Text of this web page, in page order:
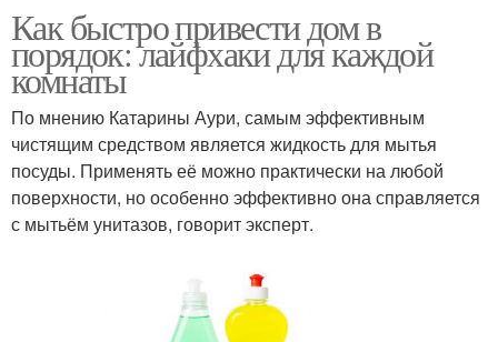
Как быстро привести дом в
порядок: лайфхаки для каждой
комнаты
По мнению Катарины Аури, самым эффективным
чистящим средством является жидкость для мытья
посуды. Применять её можно практически на любой
поверхности, но особенно эффективно она справляется
с мытьём унитазов, говорит эксперт.